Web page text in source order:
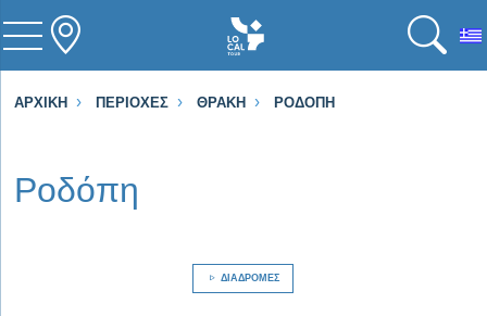
ΑΡΧΙΚΉ ΠΕΡΙΟΧΈΣ ΘΡΆΚΗ ΡΟΔΌΠΗ
Ροδόπη
ΔΙΑΔΡΟΜΈΣ